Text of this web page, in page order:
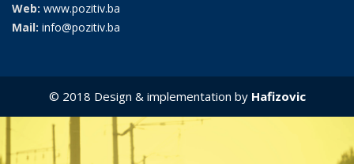
Web: www.pozitiv.ba
Mail: info@pozitiv.ba
© 2018 Design & implementation by Hafizovic